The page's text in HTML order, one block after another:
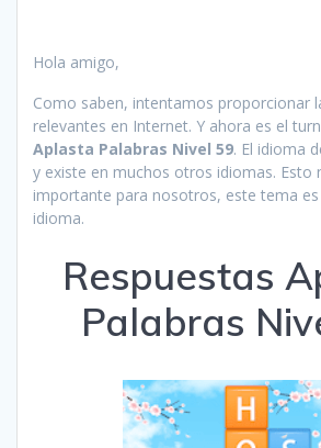
Hola amigo,
Como saben, intentamos proporcionar
relevantes en Internet. Y ahora es el
Aplasta Palabras Nivel 59. El idioma
y existe en muchos otros idiomas. Esto
importante para nosotros, este tema
idioma.
Respuestas
Palabras